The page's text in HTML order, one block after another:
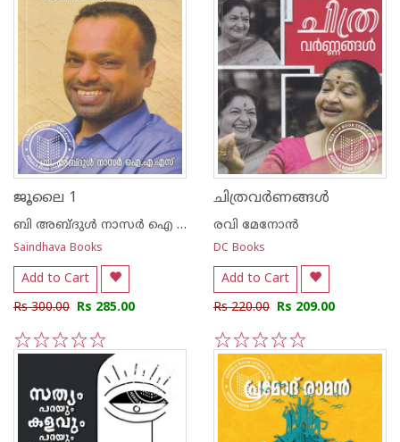
ജൂലൈ 1
ബി അബ്ദുള്‍ നാസര്‍ ഐ എ എസ്
Saindhava Books
Add to Cart
Rs 300.00 Rs 285.00
5
4
3
2
1
ചിത്രവര്‍ണങ്ങള്‍
രവി മേനോന്‍
DC Books
Add to Cart
Rs 220.00 Rs 209.00
5
4
3
2
1